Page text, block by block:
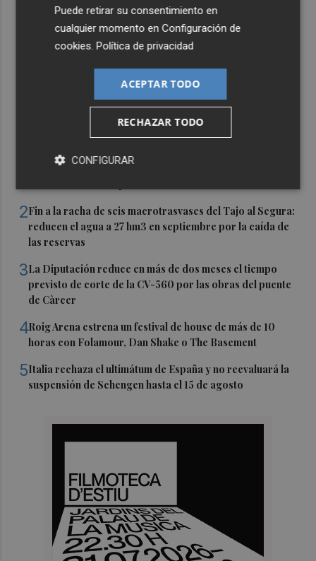
Últimas Noticias
Valencia Basket abrirá la EuroLeague Women en casa
2Fin a la racha de seis macrotrasvases del Tajo al Segura:
reducen el agua a 27 hm3 en septiembre por la caída de
las reservas
3La Diputación reduce en más de dos meses el tiempo
previsto de corte de la CV-560 por las obras del puente
de Càrcer
4Roig Arena estrena un festival de house de más de 10
horas con Folamour, Dan Shake o The Basement
5Italia rechaza el ultimátum de España y no reevaluará la
suspensión de Schengen hasta el 15 de agosto
Puede retirar su consentimiento en
cualquier momento enConfiguración de
cookies .Política de privacidad
ACEPTAR TODO
RECHAZAR TODO
CONFIGURAR